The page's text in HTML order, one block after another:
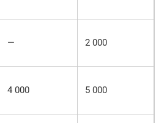
— 2 000
4 000 5 000